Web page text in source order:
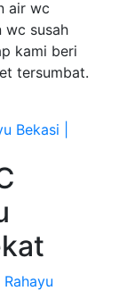
air wc
wc susah
kami beri
tersumbat.